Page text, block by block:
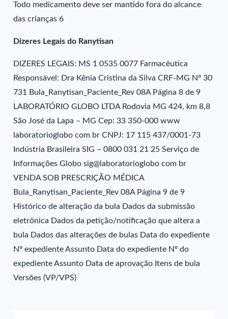
Todo medicamento deve ser mantido fora do alcance
das crianças 6
Dizeres Legais do Ranytisan
DIZERES LEGAIS: MS 1 0535 0077 Farmacêutica
Responsável: Dra Kênia Cristina da Silva CRF-MG Nº 30
731 Bula_Ranytisan_Paciente_Rev 08A Página 8 de 9
LABORATÓRIO GLOBO LTDA Rodovia MG 424, km 8,8
São José da Lapa – MG Cep: 33 350-000 www
laboratorioglobo com br CNPJ: 17 115 437/0001-73
Indústria Brasileira SIG – 0800 031 21 25 Serviço de
Informações Globo sig@laboratorioglobo com br
VENDA SOB PRESCRIÇÃO MÉDICA
Bula_Ranytisan_Paciente_Rev 08A Página 9 de 9
Histórico de alteração da bula Dados da submissão
eletrônica Dados da petição/notificação que altera a
bula Dados das alterações de bulas Data do expediente
Nº expediente Assunto Data do expediente Nº do
expediente Assunto Data de aprovação Itens de bula
Versões (VP/VPS)